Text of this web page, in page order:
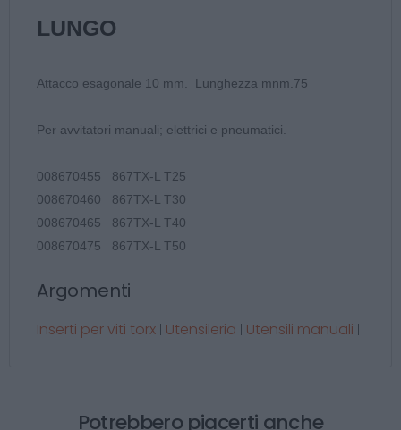
LUNGO
Attacco esagonale 10 mm. Lunghezza mnm.75
Per avvitatori manuali; elettrici e pneumatici.
008670455 867TX-L T25
008670460 867TX-L T30
008670465 867TX-L T40
008670475 867TX-L T50
Argomenti
Inserti per viti torx | Utensileria | Utensili manuali |
Potrebbero piacerti anche